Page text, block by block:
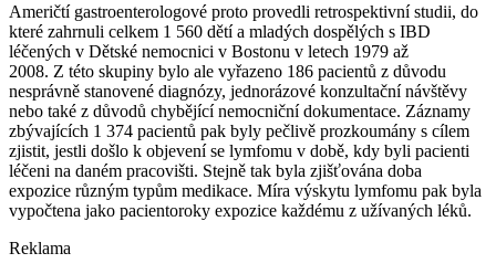
Američtí gastroenterologové proto provedli retrospektivní studii, do
které zahrnuli celkem 1 560 dětí a mladých dospělých s IBD
léčených v Dětské nemocnici v Bostonu v letech 1979 až
2008. Z této skupiny bylo ale vyřazeno 186 pacientů z důvodu
nesprávně stanovené diagnózy, jednorázové konzultační návštěvy
nebo také z důvodů chybějící nemocniční dokumentace. Záznamy
zbývajících 1 374 pacientů pak byly pečlivě prozkoumány s cílem
zjistit, jestli došlo k objevení se lymfomu v době, kdy byli pacienti
léčeni na daném pracovišti. Stejně tak byla zjišťována doba
expozice různým typům medikace. Míra výskytu lymfomu pak byla
vypočtena jako pacientoroky expozice každému z užívaných léků.
Reklama